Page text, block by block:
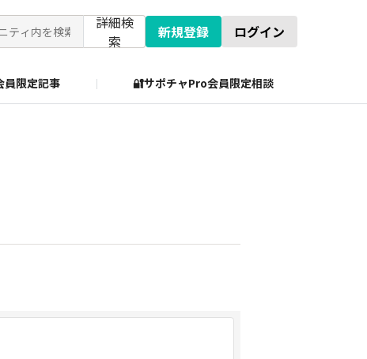
詳細検
索
新規登録 ログイン
員限定記事 🔐サポチャPro会員限定相談